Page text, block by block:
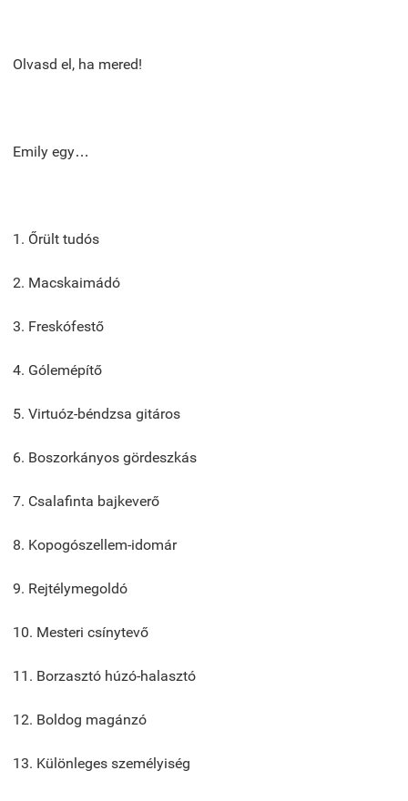
Olvasd el, ha mered!
Emily egy…
1. Őrült tudós
2. Macskaimádó
3. Freskófestő
4. Gólemépítő
5. Virtuóz-béndzsa gitáros
6. Boszorkányos gördeszkás
7. Csalafinta bajkeverő
8. Kopogószellem-idomár
9. Rejtélymegoldó
10. Mesteri csínytevő
11. Borzasztó húzó-halasztó
12. Boldog magánzó
13. Különleges személyiség